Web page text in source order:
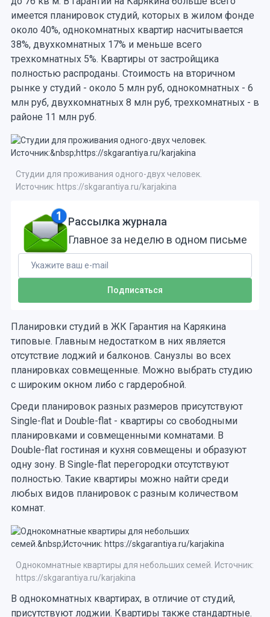
имеется планировок студий, которых в жилом фонде
около 40%, однокомнатных квартир насчитывается
38%, двухкомнатных 17% и меньше всего
трехкомнатных 5%. Квартиры от застройщика
полностью распроданы. Стоимость на вторичном
рынке у студий - около 5 млн руб, однокомнатных - 6
млн руб, двухкомнатных 8 млн руб, трехкомнатных - в
районе 11 млн руб.
Студии для проживания одного-двух человек.
Источник: https://skgarantiya.ru/karjakina
Рассылка журнала
Главное за неделю в одном письме
Планировки студий в ЖК Гарантия на Карякина
типовые. Главным недостатком в них является
отсутствие лоджий и балконов. Санузлы во всех
планировках совмещенные. Можно выбрать студию
с широким окном либо с гардеробной.
Среди планировок разных размеров присутствуют
Single-flat и Double-flat - квартиры со свободными
планировками и совмещенными комнатами. В
Double-flat гостиная и кухня совмещены и образуют
одну зону. В Single-flat перегородки отсутствуют
полностью. Такие квартиры можно найти среди
любых видов планировок с разным количеством
комнат.
Однокомнатные квартиры для небольших семей. Источник:
https://skgarantiya.ru/karjakina
В однокомнатных квартирах, в отличие от студий,
присутствуют лоджии. Квартиры также стандартные.